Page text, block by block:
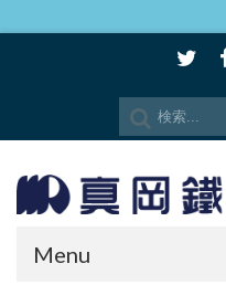
Menu